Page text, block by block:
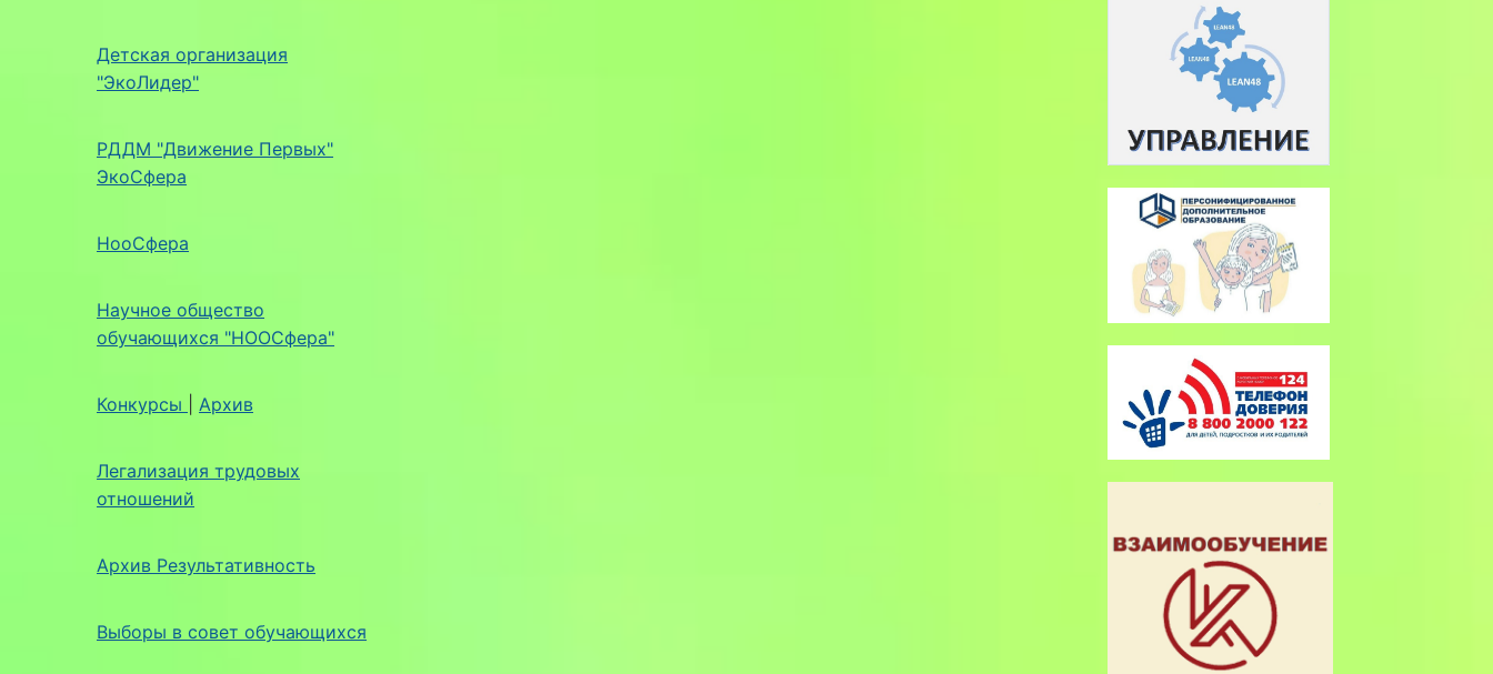
Детская организация
"ЭкоЛидер"
РДДМ "Движение Первых"
ЭкоСфера
НооСфера
Научное общество
обучающихся "НООСфера"
Конкурсы Архив
Легализация трудовых
отношений
Архив Результативность
Выборы в совет обучающихся